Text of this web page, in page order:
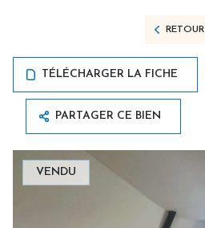
RETOUR
TÉLÉCHARGER LA FICHE
PARTAGER CE BIEN
VENDU